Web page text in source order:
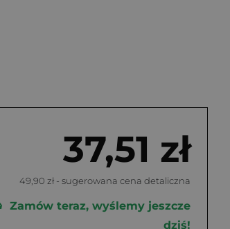
37,51 zł
49,90 zł - sugerowana cena detaliczna
Zamów teraz, wyślemy jeszcze
dziś!